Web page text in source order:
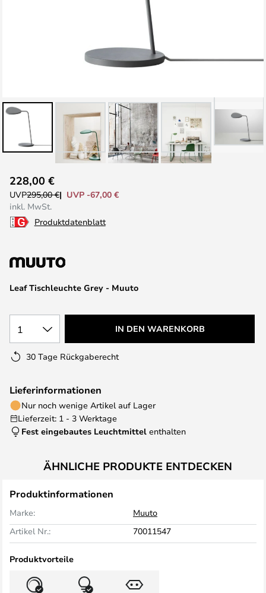
Anfang
der
Bildgalerie
springen
Leaf Tischleuchte Grey - Muuto
228,00 €
UVP295,00 €
UVP -67,00 €
inkl. MwSt.
Produktdatenblatt
1 IN DEN WARENKORB
30 Tage Rückgaberecht
Lieferinformationen
Nur noch wenige Artikel auf Lager
Lieferzeit: 1 - 3 Werktage
Fest eingebautes Leuchtmittel enthalten
ÄHNLICHE PRODUKTE ENTDECKEN
Produktinformationen
Marke:
Muuto
Artikel Nr.:
70011547
Produktvorteile